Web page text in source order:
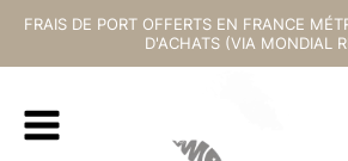
FRAIS DE PORT OFFERTS EN FRANCE
D'ACHATS (VIA MONDIAL